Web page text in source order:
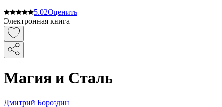
5.02Оценить
Электронная книга
Магия и Сталь
Дмитрий Бороздин